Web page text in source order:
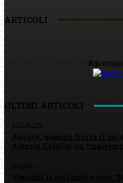
ARTICOLI
-
ULTIMI ARTICOLI
ATTUALITA'
Agosto, quando finirà il